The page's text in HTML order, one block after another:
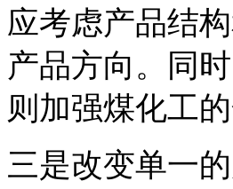
应考虑产品结
产品方向。同
则加强煤化工的
三是改变单一